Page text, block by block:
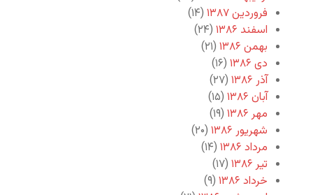
فروردین ۱۳۸۷
(۱۴)
اسفند ۱۳۸۶
(۲۴)
بهمن ۱۳۸۶
(۲۱)
دی ۱۳۸۶
(۱۶)
آذر ۱۳۸۶
(۲۷)
آبان ۱۳۸۶
(۱۵)
مهر ۱۳۸۶
(۱۹)
شهریور ۱۳۸۶
(۲۰)
مرداد ۱۳۸۶
(۱۴)
تیر ۱۳۸۶
(۱۷)
خرداد ۱۳۸۶
(۹)